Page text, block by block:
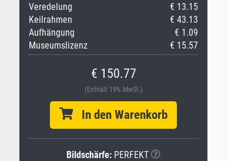
Veredelung
€ 13.15
Keilrahmen
€ 43.13
Aufhängung
€ 1.09
Museumslizenz
€ 15.57
€ 150.77
(Enthält 19% MwSt.)
In den Warenkorb
Bildschärfe: PERFEKT